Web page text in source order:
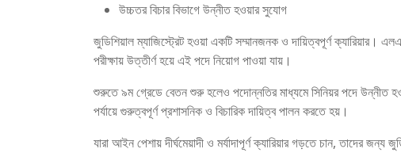
উচ্চতর বিচার বিভাগে উন্নীত হওয়ার সুযোগ
জুডিশিয়াল ম্যাজিস্ট্রেট হওয়া একটি সম্মানজনক ও দায়িত্বপূর্ণ ক্যারিয়ার।
পরীক্ষায় উত্তীর্ণ হয়ে এই পদে নিয়োগ পাওয়া যায়।
শুরুতে ৯ম গ্রেডে বেতন শুরু হলেও পদোন্নতির মাধ্যমে সিনিয়র পদে উন্নীত
পর্যায়ে গুরুত্বপূর্ণ প্রশাসনিক ও বিচারিক দায়িত্ব পালন করতে হয়।
যারা আইন পেশায় দীর্ঘমেয়াদী ও মর্যাদাপূর্ণ ক্যারিয়ার গড়তে চান, তাদের জন্য